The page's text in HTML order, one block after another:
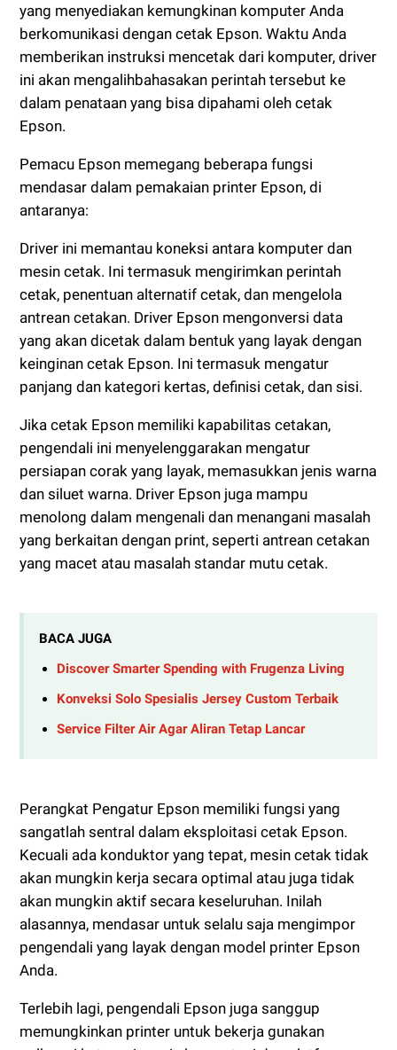
yang menyediakan kemungkinan komputer Anda
berkomunikasi dengan cetak Epson. Waktu Anda
memberikan instruksi mencetak dari komputer, driver
ini akan mengalihbahasakan perintah tersebut ke
dalam penataan yang bisa dipahami oleh cetak
Epson.
Pemacu Epson memegang beberapa fungsi
mendasar dalam pemakaian printer Epson, di
antaranya:
Driver ini memantau koneksi antara komputer dan
mesin cetak. Ini termasuk mengirimkan perintah
cetak, penentuan alternatif cetak, dan mengelola
antrean cetakan. Driver Epson mengonversi data
yang akan dicetak dalam bentuk yang layak dengan
keinginan cetak Epson. Ini termasuk mengatur
panjang dan kategori kertas, definisi cetak, dan sisi.
Jika cetak Epson memiliki kapabilitas cetakan,
pengendali ini menyelenggarakan mengatur
persiapan corak yang layak, memasukkan jenis warna
dan siluet warna. Driver Epson juga mampu
menolong dalam mengenali dan menangani masalah
yang berkaitan dengan print, seperti antrean cetakan
yang macet atau masalah standar mutu cetak.
BACA JUGA
Discover Smarter Spending with Frugenza Living
Konveksi Solo Spesialis Jersey Custom Terbaik
Service Filter Air Agar Aliran Tetap Lancar
Perangkat Pengatur Epson memiliki fungsi yang
sangatlah sentral dalam eksploitasi cetak Epson.
Kecuali ada konduktor yang tepat, mesin cetak tidak
akan mungkin kerja secara optimal atau juga tidak
akan mungkin aktif secara keseluruhan. Inilah
alasannya, mendasar untuk selalu saja mengimpor
pengendali yang layak dengan model printer Epson
Anda.
Terlebih lagi, pengendali Epson juga sanggup
memungkinkan printer untuk bekerja gunakan